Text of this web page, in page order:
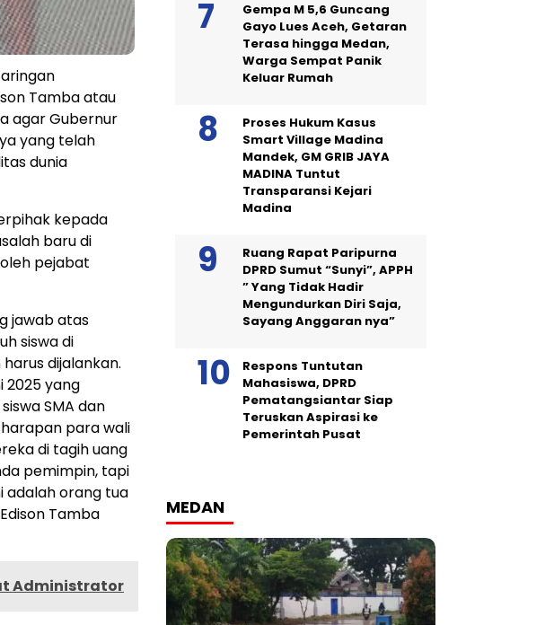
Tamba atau
agar Gubernur
yang telah
dunia
kepada
baru di
pejabat
jawab atas
siswa di
dijalankan.
2025 yang
SMA dan
harapan para wali
di tagih uang
pemimpin, tapi
adalah orang tua
Tamba
Administrator
Gempa M 5,6 Guncang
Gayo Lues Aceh, Getaran
Terasa hingga Medan,
Warga Sempat Panik
Keluar Rumah
Proses Hukum Kasus
Smart Village Madina
Mandek, GM GRIB JAYA
MADINA Tuntut
Transparansi Kejari
Madina
Ruang Rapat Paripurna
DPRD Sumut “Sunyi”, APPH
” Yang Tidak Hadir
Mengundurkan Diri Saja,
Sayang Anggaran nya”
Respons Tuntutan
Mahasiswa, DPRD
Pematangsiantar Siap
Teruskan Aspirasi ke
Pemerintah Pusat
MEDAN